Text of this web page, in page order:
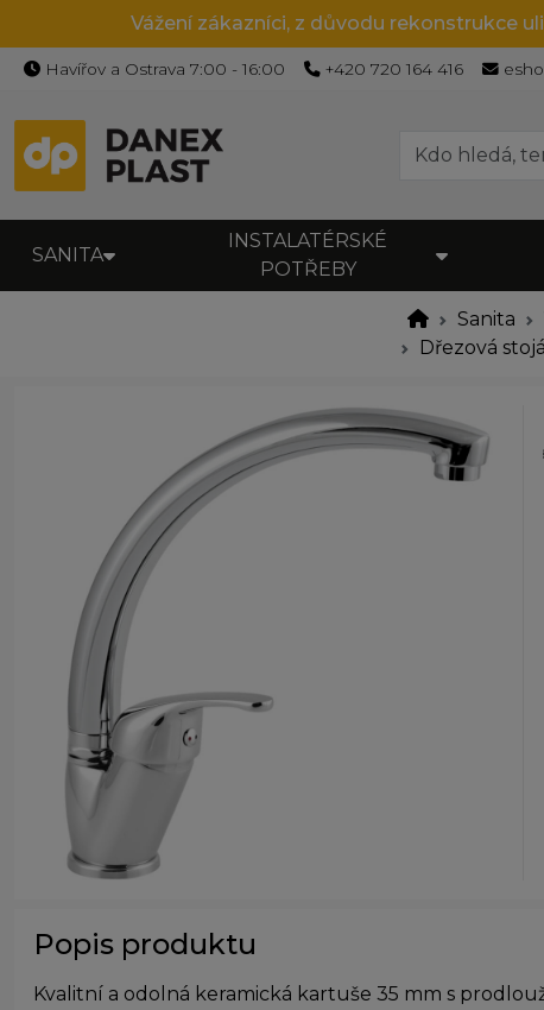
Vážení zákazníci, z důvodu rekonstrukce
Havířov a Ostrava 7:00 - 16:00 +420 720 164 416
SANITA
INSTALATÉRSKÉ
POTŘEBY
Sanita
Dřezová
Popis produktu
Kvalitní a odolná keramická kartuše 35 mm s